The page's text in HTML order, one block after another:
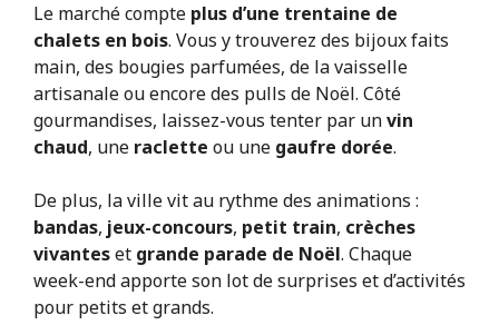
Le marché compte plus d’une trentaine de
chalets en bois. Vous y trouverez des bijoux faits
main, des bougies parfumées, de la vaisselle
artisanale ou encore des pulls de Noël. Côté
gourmandises, laissez-vous tenter par unvin
chaud, une raclette ou une gaufre dorée.
De plus, la ville vit au rythme des animations :
bandas, jeux-concours, petit train, crèches
vivanteset grande parade de Noël. Chaque
week-end apporte son lot de surprises et d’activités
pour petits et grands.